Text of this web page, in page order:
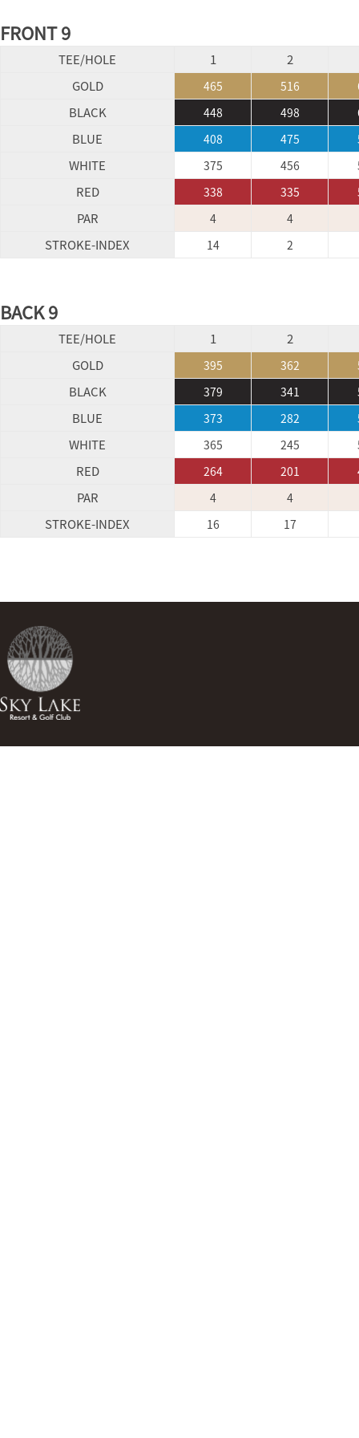
FRONT 9
TEE/HOLE 1
2
GOLD
465 516
BLACK 448 498
BLUE 408 475
WHITE 375 456
RED 338 335
PAR 4 4
STROKE-INDEX 14 2
BACK 9
TEE/HOLE 1
2
GOLD
395 362
BLACK 379 341
BLUE 373 282
WHITE 365 245
RED 264 201
PAR 4 4
STROKE-INDEX 16 17